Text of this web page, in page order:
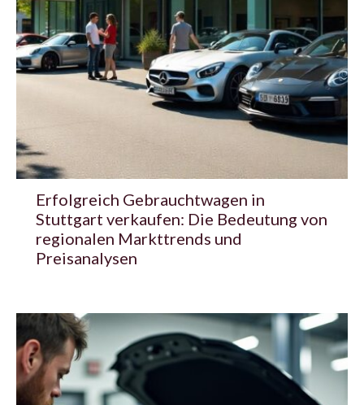
Erfolgreich Gebrauchtwagen in
Stuttgart verkaufen: Die Bedeutung von
regionalen Markttrends und
Preisanalysen